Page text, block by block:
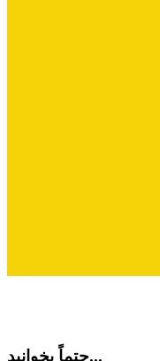
حتماً بخوانید...